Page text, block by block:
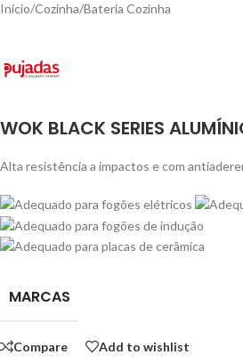
Início/Cozinha/Bateria Cozinha
WOK BLACK SERIES
Alta resistência a impactos e com
MARCAS
Compare Add to wishlist